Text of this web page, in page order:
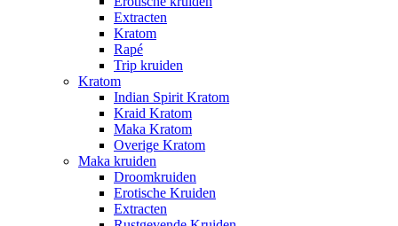
Extracten
Kratom
Rapé
Trip kruiden
Kratom
Indian Spirit Kratom
Kraid Kratom
Maka Kratom
Overige Kratom
Maka kruiden
Droomkruiden
Erotische Kruiden
Extracten